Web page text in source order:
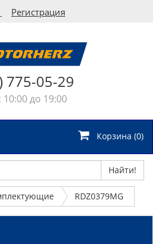
Регистрация
775-05-29
до 19:00
Корзина (0)
Найти!
RDZ0379MG